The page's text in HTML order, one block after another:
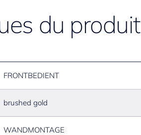
du produit
FRONTBEDIENT
brushed gold
WANDMONTAGE